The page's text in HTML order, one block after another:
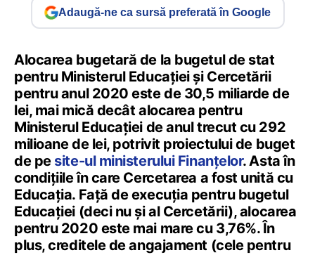
Adaugă-ne ca sursă preferată în Google
Alocarea bugetară de la bugetul de stat
pentru Ministerul Educației și Cercetării
pentru anul 2020 este de 30,5 miliarde de
lei, mai mică decât alocarea pentru
Ministerul Educației de anul trecut cu 292
milioane de lei, potrivit proiectului de buget
de pe site-ul ministerului Finanțelor. Asta în
condițiile în care Cercetarea a fost unită cu
Educația. Față de execuția pentru bugetul
Educației (deci nu și al Cercetării), alocarea
pentru 2020 este mai mare cu 3,76%. În
plus, creditele de angajament (cele pentru